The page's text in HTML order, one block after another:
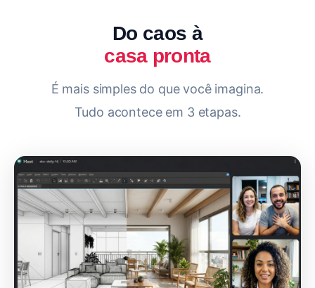
Do caos à
casa pronta
É mais simples do que você imagina.
Tudo acontece em 3 etapas.